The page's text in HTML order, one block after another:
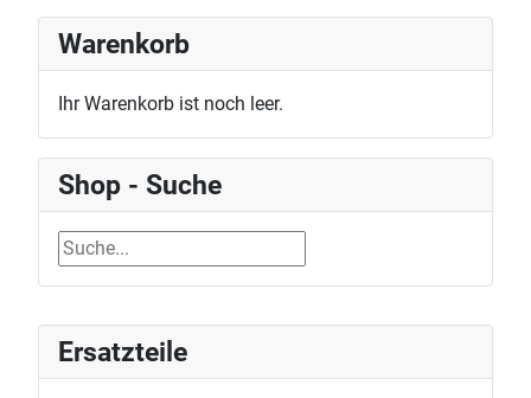
Ersatzteile
Warenkorb
Ihr Warenkorb ist noch leer.
Shop - Suche